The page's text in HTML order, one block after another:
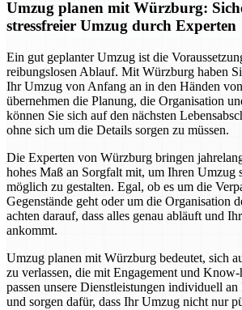
Umzug planen mit Würzburg:
stressfreier Umzug durch Experten
Ein gut geplanter Umzug ist die
reibungslosen Ablauf. Mit Würzburg haben
Ihr Umzug von Anfang an in den Händen
übernehmen die Planung, die Organisation
können Sie sich auf den nächsten
ohne sich um die Details sorgen zu müssen.
Die Experten von Würzburg bringen
hohes Maß an Sorgfalt mit, um Ihren Umzug
möglich zu gestalten. Egal, ob es um die
Gegenstände geht oder um die Organisation
achten darauf, dass alles genau abläuft und
ankommt.
Umzug planen mit Würzburg bedeutet, sich
zu verlassen, die mit Engagement und
passen unsere Dienstleistungen individuell
und sorgen dafür, dass Ihr Umzug nicht nur